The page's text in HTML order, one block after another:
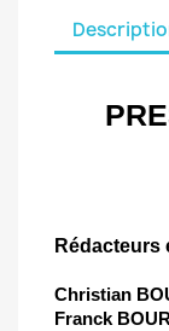
Rédacteurs
Christian
Franck